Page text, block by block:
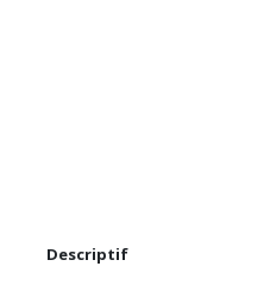
Descriptif